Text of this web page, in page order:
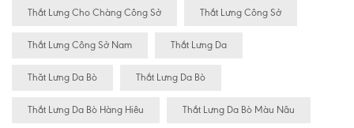
Thắt Lưng Cho Chàng Công Sở Thắt Lưng Công Sở
Thắt Lưng Công Sở Nam Thắt Lưng Da
Thăt Lưng Da Bò Thắt Lưng Da Bò
Thắt Lưng Da Bò Hàng Hiêu Thắt Lưng Da Bò Màu Nâu